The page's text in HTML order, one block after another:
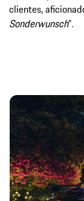
clientes,
Sonderwunsch”.